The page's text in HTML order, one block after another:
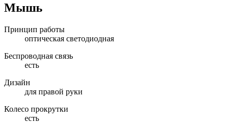
Мышь
Принцип работы
оптическая светодиодная
Беспроводная связь
есть
Дизайн
для правой руки
Колесо прокрутки
есть